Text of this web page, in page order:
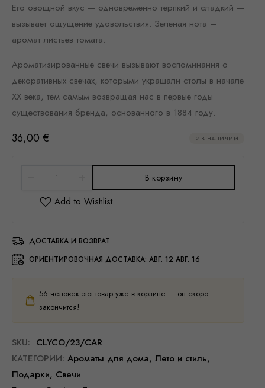
Его овощной вкус — одновременно терпкий и сладкий —
вызывает ощущение удовольствия. Зеленая нота –
аромат листьев томата.
Ароматизированные свечи вызывают воспоминания о
декоративных свечах, которыми украшали столы в начале
XX века, тем самым возвращая нас в первые годы
существования бренда, основанного в 1884 году.
36,00 € 2 В НАЛИЧИИ
В корзину
ДОСТАВКА И ВОЗВРАТ
ОРИЕНТИРОВОЧНАЯ ДОСТАВКА: АВГ. 12 АВГ. 16
56 человек этот товар уже в корзине — он скоро
закончится!
SKU: CLYCO/23/CAR
КАТЕГОРИИ: Ароматы для дома, Лето и стиль,
Подарки, Свечи